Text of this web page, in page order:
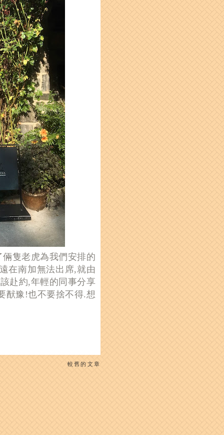
隻老虎為我們安排的
在南加無法出席,就由
赴約,年輕的同事分享
猷豫!也不要捨不得.想
較舊的文章